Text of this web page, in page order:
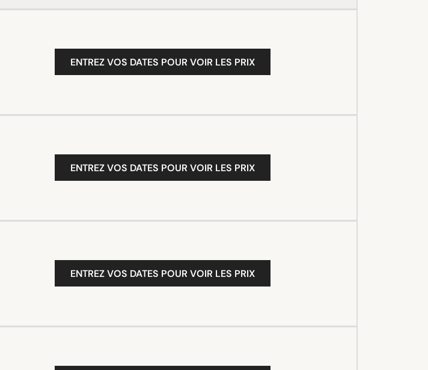
ENTREZ VOS DATES POUR VOIR LES PRIX
ENTREZ VOS DATES POUR VOIR LES PRIX
ENTREZ VOS DATES POUR VOIR LES PRIX